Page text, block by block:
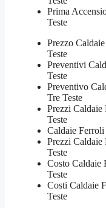
Prima
Teste
Prezzo
Teste
Preventivi
Teste
Preventivo
Tre Teste
Prezzi Caldaie
Teste
Caldaie Ferroli
Prezzi Caldaie
Teste
Costo Caldaie
Teste
Costi Caldaie
Teste